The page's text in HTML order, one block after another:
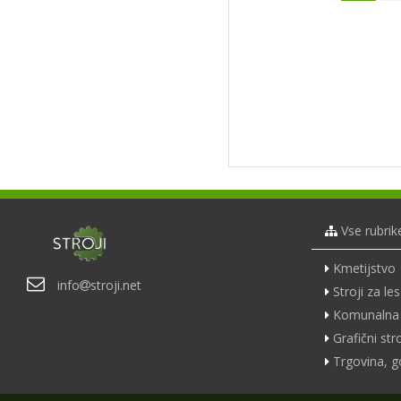
info stroji.net
Vse
Kmetijstvo
Stroji za les
Grafični
Trgovina,